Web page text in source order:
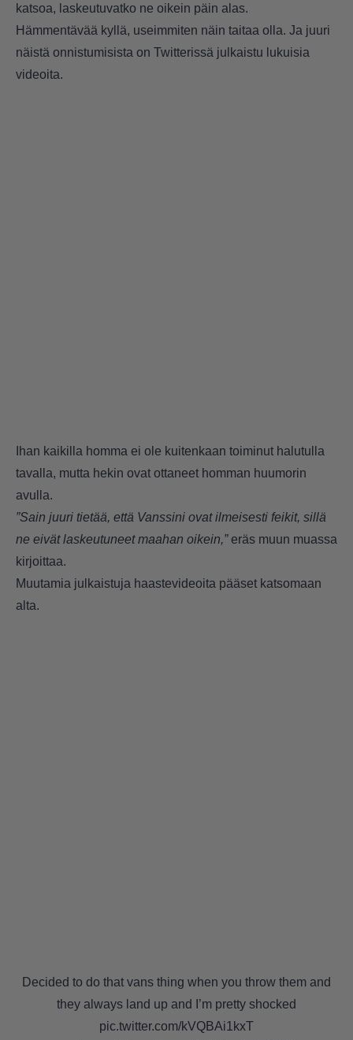
katsoa, laskeutuvatko ne oikein päin alas.
Hämmentävää kyllä, useimmiten näin taitaa olla. Ja juuri
näistä onnistumisista on Twitterissä julkaistu lukuisia
videoita.
Ihan kaikilla homma ei ole kuitenkaan toiminut halutulla
tavalla, mutta hekin ovat ottaneet homman huumorin
avulla.
”Sain juuri tietää, että Vanssini ovat ilmeisesti feikit, sillä
ne eivät laskeutuneet maahan oikein,”eräs muun muassa
kirjoittaa.
Muutamia julkaistuja haastevideoita pääset katsomaan
alta.
Decided to do that vans thing when you throw them and
they always land up and I’m pretty shocked
pic.twitter.com/kVQBAi1kxT